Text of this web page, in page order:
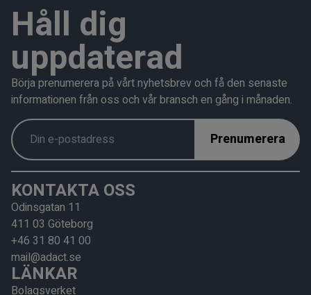
Håll dig
uppdaterad
Börja prenumerera på vårt nyhetsbrev och få den senaste
informationen från oss och vår bransch en gång i månaden.
KONTAKTA OSS
Odinsgatan 11
411 03 Göteborg
+46 31 80 41 00
mail@adact.se
LÄNKAR
Bolagsverket